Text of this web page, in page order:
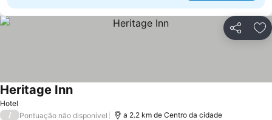
Partilhar
Hotel
Heritage Inn
/ Pontuação não disponível a 2.2 km de Centro da cidade